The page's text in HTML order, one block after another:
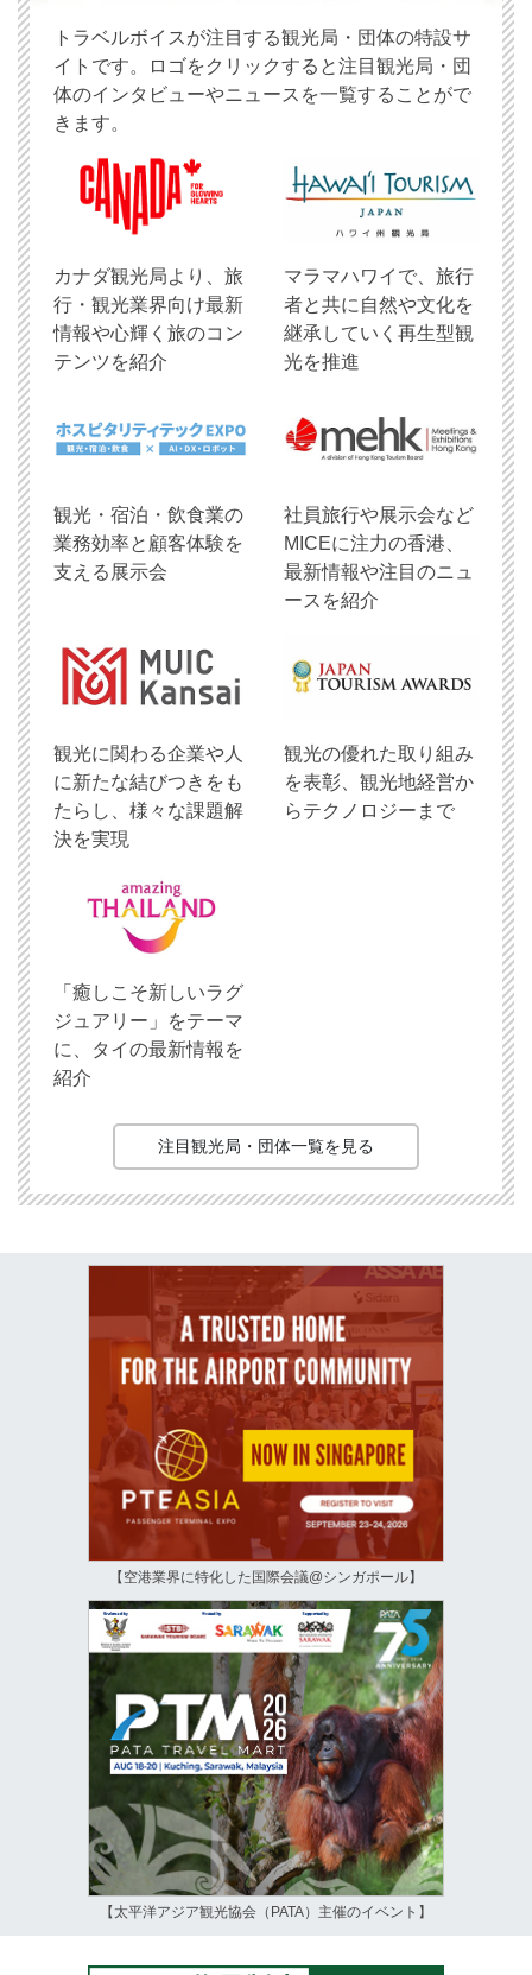
トラベルボイスが注目する観光局・団体の特設サ
イトです。ロゴをクリックすると注目観光局・団
体のインタビューやニュースを一覧することがで
きます。
​カナダ観光局より、旅
行・観光業界向け最新
情報や心輝く旅のコン
テンツを紹介
マラマハワイで、旅行
者と共に自然や文化を
継承していく再生型観
光を推進
観光・宿泊・飲食業の
業務効率と顧客体験を
支える展示会
社員旅行や展示会など
MICEに注力の香港、
最新情報や注目のニュ
ースを紹介
観光に関わる企業や人
に新たな結びつきをも
たらし、様々な課題解
決を実現
観光の優れた取り組み
を表彰、観光地経営か
らテクノロジーまで
「癒しこそ新しいラグ
ジュアリー」をテーマ
に、タイの最新情報を
紹介
注目観光局・団体一覧を見る
【空港業界に特化した国際会議@シンガポール】
【太平洋アジア観光協会（PATA）主催のイベント】